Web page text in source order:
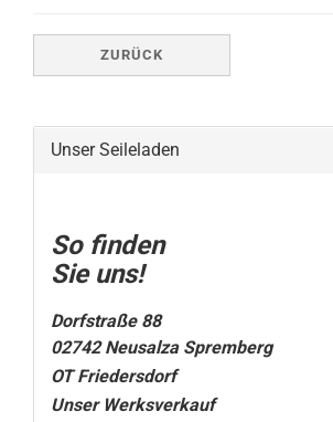
ZURÜCK
Unser Seileladen
So finden
Sie uns!
Dorfstraße 88
02742 Neusalza Spremberg
OT Friedersdorf
Unser Werksverkauf